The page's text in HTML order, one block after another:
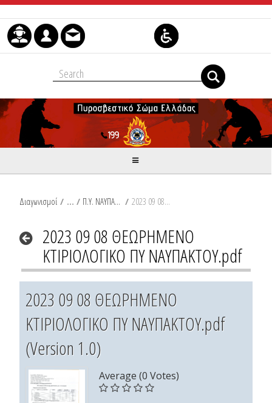
Skip to Content
Διαγωνισμοί / Π.Υ. ΝΑΥΠΑΚΤΟΥ / 2023 09 08 ΘΕΩΡΗΜΕΝΟ ΚΤΙΡΙΟΛΟΓΙΚΟ ΠΥ ΝΑΥΠΑΚΤΟΥ.pdf
2023 09 08 ΘΕΩΡΗΜΕΝΟ
ΚΤΙΡΙΟΛΟΓΙΚΟ ΠΥ ΝΑΥΠΑΚΤΟΥ.pdf
2023 09 08 ΘΕΩΡΗΜΕΝΟ
ΚΤΙΡΙΟΛΟΓΙΚΟ ΠΥ ΝΑΥΠΑΚΤΟΥ.pdf
(Version 1.0)
Average (0 Votes)